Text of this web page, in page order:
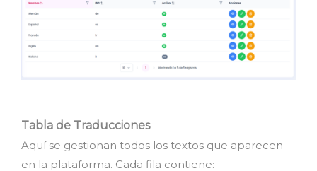
Tabla de Traducciones
Aquí se gestionan todos los textos que aparecen
en la plataforma. Cada fila contiene: